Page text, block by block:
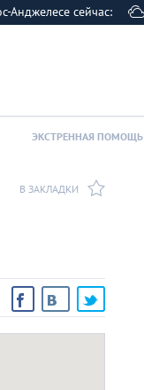
Анджелесе сейчас:
ЭКСТРЕННАЯ ПОМОЩЬ
В ЗАКЛАДКИ